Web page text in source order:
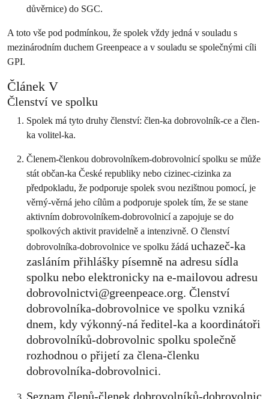
důvěrnice) do SGC.
A toto vše pod podmínkou, že spolek vždy jedná v souladu s
mezinárodním duchem Greenpeace a v souladu se společnými cíli
GPI.
Článek V
Členství ve spolku
Spolek má tyto druhy členství: člen-ka dobrovolník-ce a člen-
ka volitel-ka.
Členem-členkou dobrovolníkem-dobrovolnicí spolku se může
stát občan-ka České republiky nebo cizinec-cizinka za
předpokladu, že podporuje spolek svou nezištnou pomocí, je
věrný-věrná jeho cílům a podporuje spolek tím, že se stane
aktivním dobrovolníkem-dobrovolnicí a zapojuje se do
spolkových aktivit pravidelně a intenzivně. O členství
dobrovolníka-dobrovolnice ve spolku žádá uchazeč-ka
zasláním přihlášky písemně na adresu sídla
spolku nebo elektronicky na e-mailovou adresu
dobrovolnictvi@greenpeace.org. Členství
dobrovolníka-dobrovolnice ve spolku vzniká
dnem, kdy výkonný-ná ředitel-ka a koordinátoři
dobrovolníků-dobrovolnic spolku společně
rozhodnou o přijetí za člena-členku
dobrovolníka-dobrovolnici.
Seznam členů-členek dobrovolníků-dobrovolnic